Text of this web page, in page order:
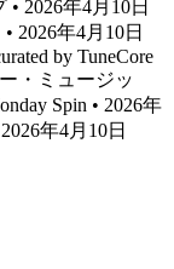
2026年4月10日
2026年4月10日
by TuneCore
・ミュージッ
Spin • 2026年
年4月10日